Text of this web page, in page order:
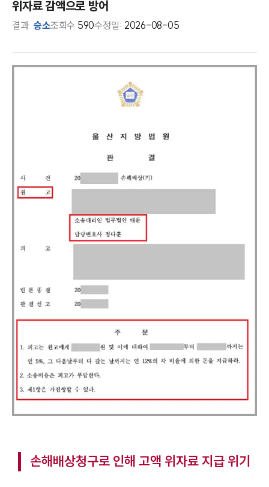
위자료 감액으로 방어
결과 승소조회수 590수정일: 2026-08-05
손해배상청구로 인해 고액 위자료 지급 위기